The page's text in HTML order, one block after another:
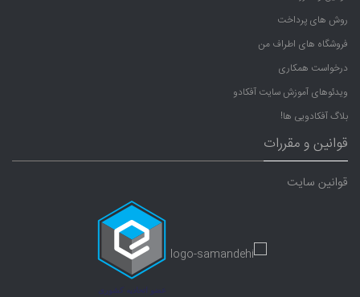
روش های پرداخت
فروشگاه های اطراف من
درخواست همکاری
ویدئوهای آموزش سایت آفکادو
بلاگ آفکادویی ها!
قوانین و مقررات
قوانین سایت